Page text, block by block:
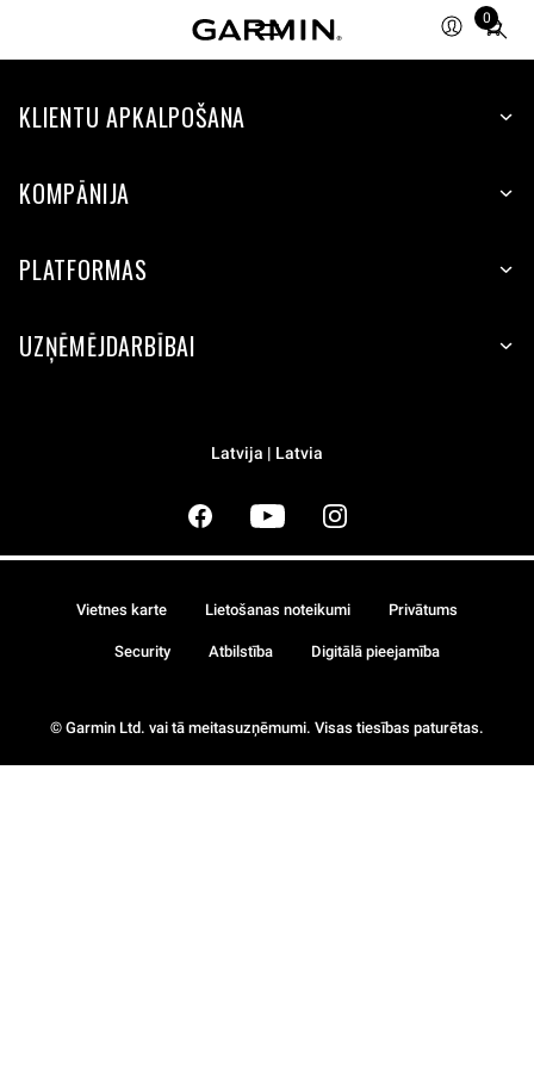
0
Total
KLIENTU APKALPOŠANA
KOMPĀNIJA
PLATFORMAS
UZŅĒMĒJDARBĪBAI
Latvija | Latvia
© Garmin Ltd. vai tā meitasuzņēmumi. Visas tiesības paturētas.
Vietnes karte Lietošanas noteikumi Privātums
Security Atbilstība Digitālā pieejamība